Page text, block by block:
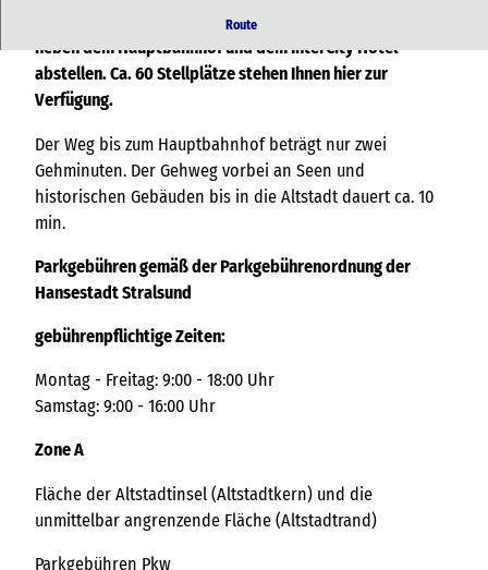
Route
In der Bahnhofstraße können Sie ihr Fahrzeug direkt
neben dem Hauptbahnhof und dem InterCity Hotel
abstellen. Ca. 60 Stellplätze stehen Ihnen hier zur
Verfügung.
Der Weg bis zum Hauptbahnhof beträgt nur zwei
Gehminuten. Der Gehweg vorbei an Seen und
historischen Gebäuden bis in die Altstadt dauert ca. 10
min.
Parkgebühren gemäß der Parkgebührenordnung der
Hansestadt Stralsund
gebührenpflichtige Zeiten:
Montag - Freitag: 9:00 - 18:00 Uhr
Samstag: 9:00 - 16:00 Uhr
Zone A
Fläche der Altstadtinsel (Altstadtkern) und die
unmittelbar angrenzende Fläche (Altstadtrand)
Parkgebühren Pkw